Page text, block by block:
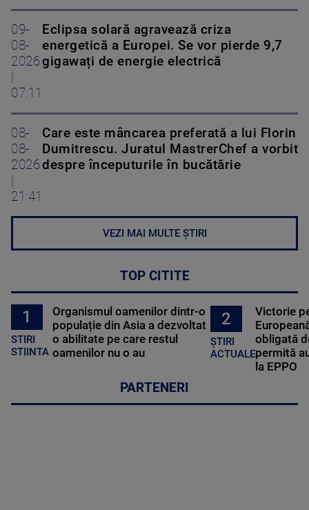
09-
08-
2026
07:11
Eclipsa solară agravează criza
energetică a Europei. Se vor pierde 9,7
gigawați de energie electrică
08-
08-
2026
21:41
Care este mâncarea preferată a lui Florin
Dumitrescu. Juratul MastrerChef a vorbit
despre începuturile în bucătărie
VEZI MAI MULTE ȘTIRI
TOP CITITE
1
STIRI
STIINTA
Organismul oamenilor dintr-o
populație din Asia a dezvoltat
o abilitate pe care restul
oamenilor nu o au
2
ȘTIRI
ACTUALE
Victorie
obligată
permită
la EPPO
PARTENERI